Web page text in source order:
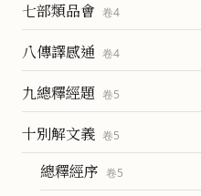
七部類品會 卷4
八傳譯感通 卷4
九總釋經題 卷5
十別解文義 卷5
總釋經序 卷5